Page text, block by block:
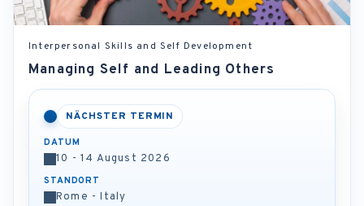
Interpersonal Skills and Self Development
Managing Self and Leading Others
NÄCHSTER TERMIN
DATUM
10 - 14 August 2026
STANDORT
Rome - Italy